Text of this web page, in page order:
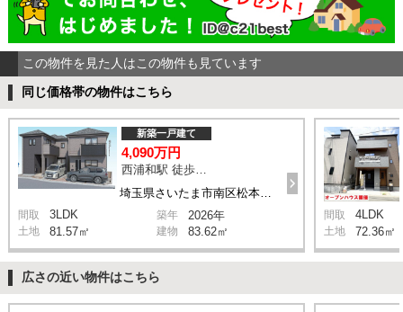
この物件を見た人はこの物件も見ています
同じ価格帯の物件はこちら
新築一戸建て
4,090万円
西浦和駅 徒歩14分
間取 3LDK 築年 2026年
土地 81.57㎡ 建物 83.62㎡
間取 4LDK
土地 72.36㎡
広さの近い物件はこちら